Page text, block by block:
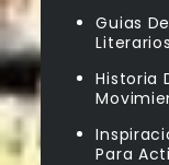
Guias
Historia
Para